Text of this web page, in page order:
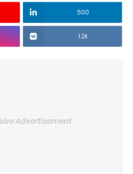
500
1.2k
Advertisement